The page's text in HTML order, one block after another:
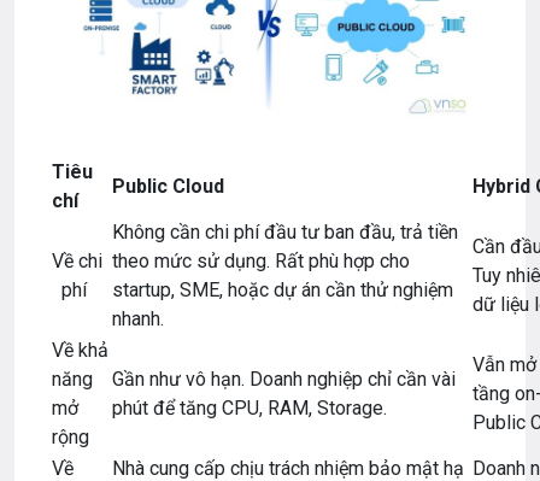
Tiêu
chí
Public Cloud Hybrid
Về chi
phí
Không cần chi phí đầu tư ban đầu, trả tiền
theo mức sử dụng. Rất phù hợp cho
startup, SME, hoặc dự án cần thử nghiệm
nhanh.
Cần
Tuy
dữ liệu
Về khả
năng
mở
rộng
Gần như vô hạn. Doanh nghiệp chỉ cần vài
phút để tăng CPU, RAM, Storage.
Vẫn
tầng
Public
Về
Nhà cung cấp chịu trách nhiệm bảo mật hạ Doanh